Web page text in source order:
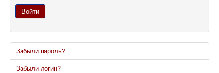
Войти
Забыли пароль?
Забыли логин?